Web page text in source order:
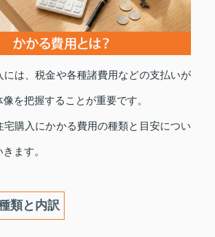
には、税金や各種諸費用などの支払いが
を把握することが重要です。
宅購入にかかる費用の種類と目安につい
ます。
類と内訳